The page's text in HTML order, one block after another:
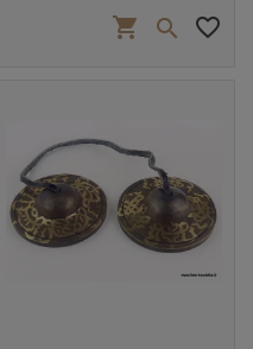
shopping_cart  favorite_border